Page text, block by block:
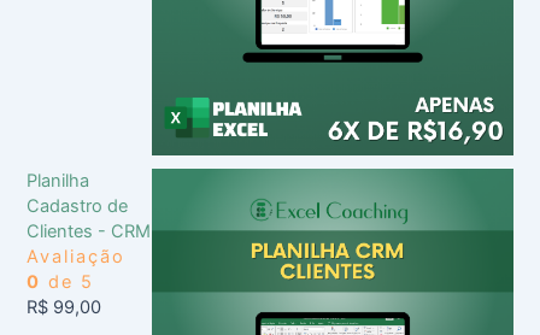
Planilha
Cadastro de
Clientes - CRM
Avaliação
0 de 5
R$ 99,00